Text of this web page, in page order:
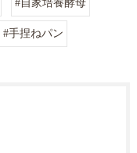
#自家培養酵母
#手捏ねパン